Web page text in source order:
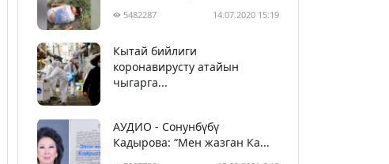
5482287 14.07.2020 15:19
Кытай бийлиги
коронавирусту атайын
чыгарга...
АУДИО - Сонунбүбү
Кадырова: “Мен жазган Ка...